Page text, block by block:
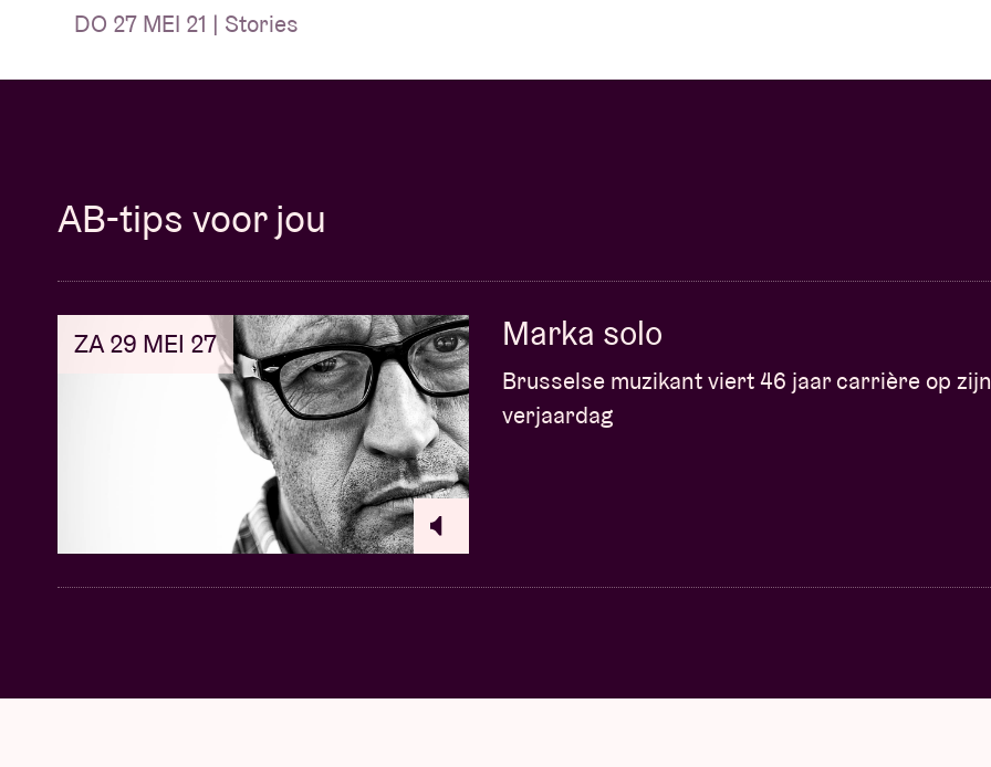
DO 27 MEI 21 | Stories
AB-tips voor jou
ZA 29 MEI 27 Marka solo
Brusselse muzikant viert 46 jaar carrière op
verjaardag